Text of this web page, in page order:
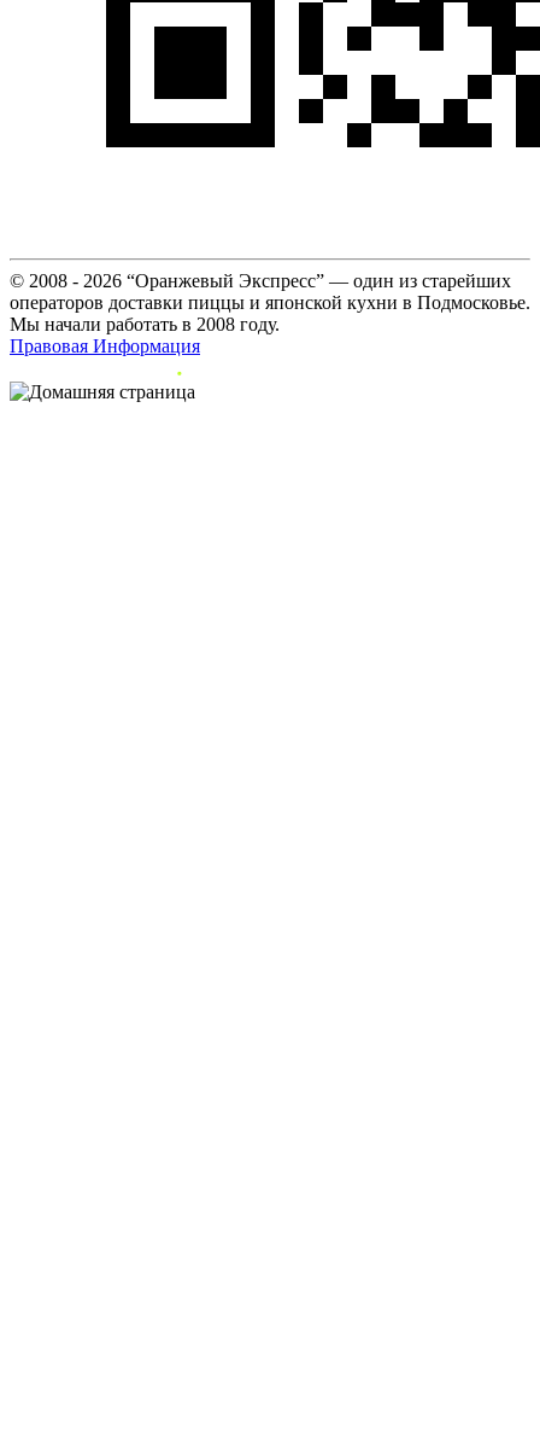
© 2008 - 2026 “Оранжевый Экспресс” — один из старейших
операторов доставки пиццы и японской кухни в Подмосковье.
Мы начали работать в 2008 году.
Правовая Информация